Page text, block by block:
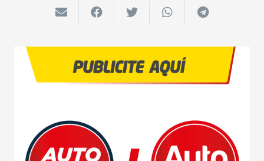
LANZAMIENTOS
INDUSTRIAS